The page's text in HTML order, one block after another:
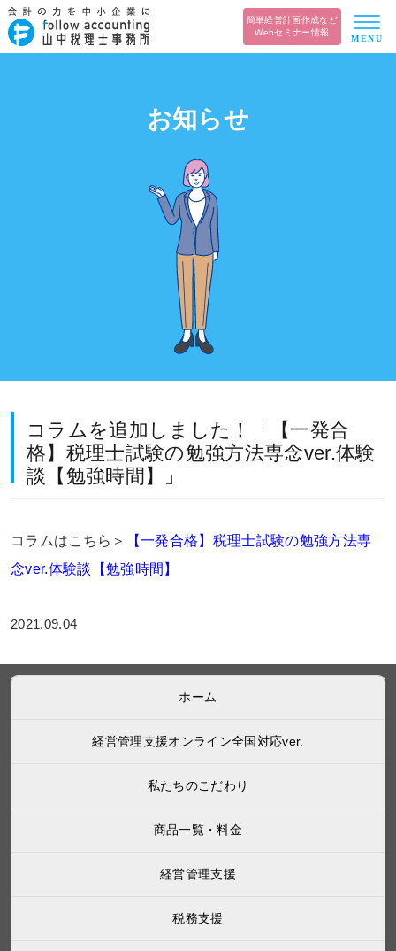
簡単経営計画作成など
Webセミナー情報
MENU
お知らせ
コラムを追加しました！「【一発合
格】税理士試験の勉強方法専念ver.体験
談【勉強時間】」
コラムはこちら＞
【一発合格】税理士試験の勉強方法専
念ver.体験談【勉強時間】
2021.09.04
ホーム
経営管理支援オンライン全国対応ver.
私たちのこだわり
商品一覧・料金
経営管理支援
税務支援